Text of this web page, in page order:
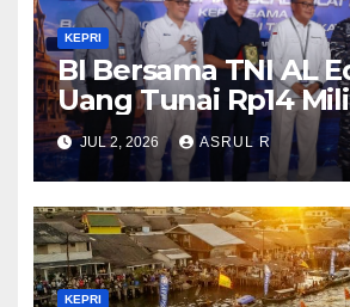
KEPRI
BI Bersama TNI AL
Uang Tunai Rp14
Pulau Terluar di
Memperkuat
Stabilitas Rupiah
JUL 2, 2026 ASRUL R
KEPRI